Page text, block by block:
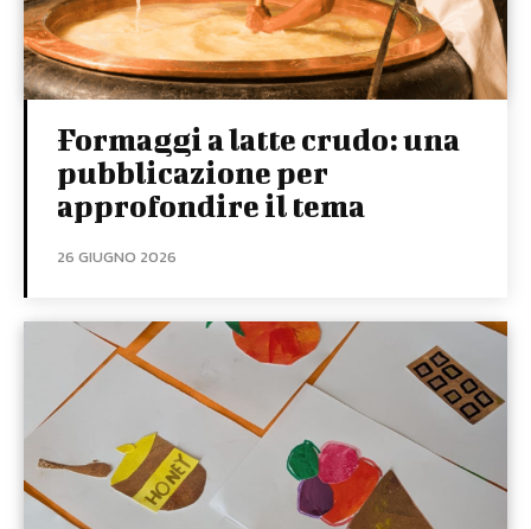
Formaggi a latte crudo: una
pubblicazione per
approfondire il tema
26 GIUGNO 2026